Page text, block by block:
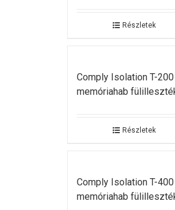
Részletek
Comply Isolation T-200
memóriahab
Részletek
Comply Isolation T-400
memóriahab